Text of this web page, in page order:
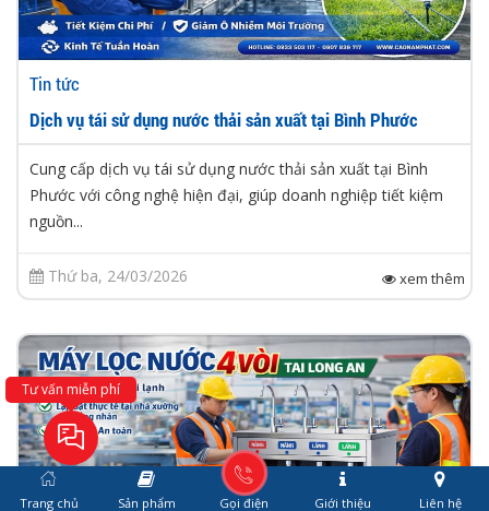
Tin tức
Dịch vụ tái sử dụng nước thải sản xuất tại Bình Phước
Cung cấp dịch vụ tái sử dụng nước thải sản xuất tại Bình
Phước với công nghệ hiện đại, giúp doanh nghiệp tiết kiệm
nguồn...
Thứ ba, 24/03/2026 xem thêm
Tư vấn miễn phí
Trang chủ Sản phẩm Gọi điện Giới thiệu Liên hệ